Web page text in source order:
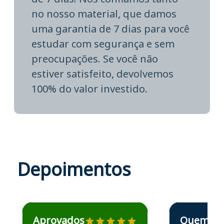
no nosso material, que damos
uma garantia de 7 dias para você
estudar com segurança e sem
preocupações. Se você não
estiver satisfeito, devolvemos
100% do valor investido.
Depoimentos
Estudante José recomenda o Aprova Concursos em
Aprovados
Estudante Elais
Quem